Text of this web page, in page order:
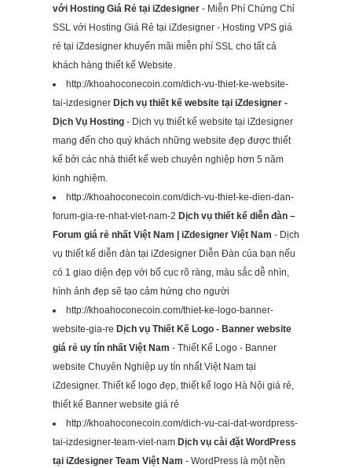
với Hosting Giá Rẻ tại iZdesigner- Miễn Phí Chứng Chỉ
SSL với Hosting Giá Rẻ tại iZdesigner - Hosting VPS giá
rẻ tại iZdesigner khuyến mãi miễn phí SSL cho tất cả
khách hàng thiết kế Website.
http://khoahoconecoin.com/dich-vu-thiet-ke-website-
tai-izdesigner Dịch vụ thiết kế website tại iZdesigner -
Dịch Vụ Hosting- Dịch vụ thiết kế website tại iZdesigner
mang đến cho quý khách những website đẹp được thiết
kế bởi các nhà thiết kế web chuyên nghiệp hơn 5 năm
kinh nghiệm.
http://khoahoconecoin.com/dich-vu-thiet-ke-dien-dan-
forum-gia-re-nhat-viet-nam-2 Dịch vụ thiết kế diễn đàn –
Forum giá rẻ nhất Việt Nam | iZdesigner Việt Nam - Dịch
vụ thiết kế diễn đàn tại iZdesigner Diễn Đàn của bạn nếu
có 1 giao diện đẹp với bố cục rõ ràng, màu sắc dễ nhìn,
hình ảnh đẹp sẽ tạo cảm hứng cho người
http://khoahoconecoin.com/thiet-ke-logo-banner-
website-gia-re Dịch vụ Thiết Kế Logo - Banner website
giá rẻ uy tín nhất Việt Nam - Thiết Kế Logo - Banner
website Chuyên Nghiệp uy tín nhất Việt Nam tại
iZdesigner. Thiết kế logo đẹp, thiết kế logo Hà Nội giá rẻ,
thiết kế Banner website giá rẻ
http://khoahoconecoin.com/dich-vu-cai-dat-wordpress-
tai-izdesigner-team-viet-nam Dịch vụ cài đặt WordPress
tại iZdesigner Team Việt Nam - WordPress là một nền